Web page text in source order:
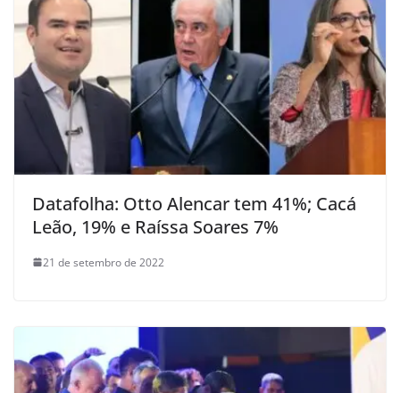
Datafolha: Otto Alencar tem 41%; Cacá
Leão, 19% e Raíssa Soares 7%
21 de setembro de 2022